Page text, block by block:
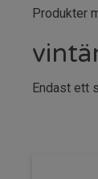
Produkter
Endast ett